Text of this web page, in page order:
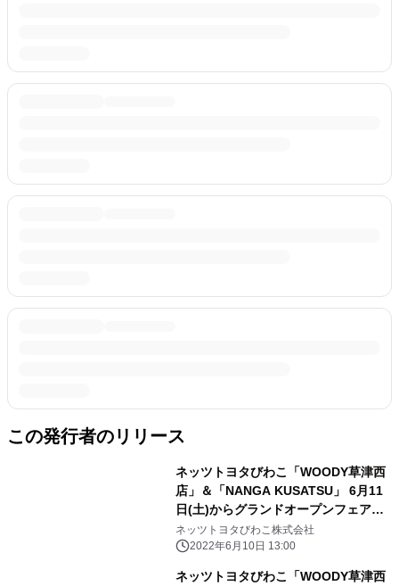
この発行者のリリース
ネッツトヨタびわこ「WOODY草津西
店」＆「NANGA KUSATSU」 6月11
日(土)からグランドオープンフェア開
催
ネッツトヨタびわこ株式会社
2022年6月10日 13:00
ネッツトヨタびわこ「WOODY草津西